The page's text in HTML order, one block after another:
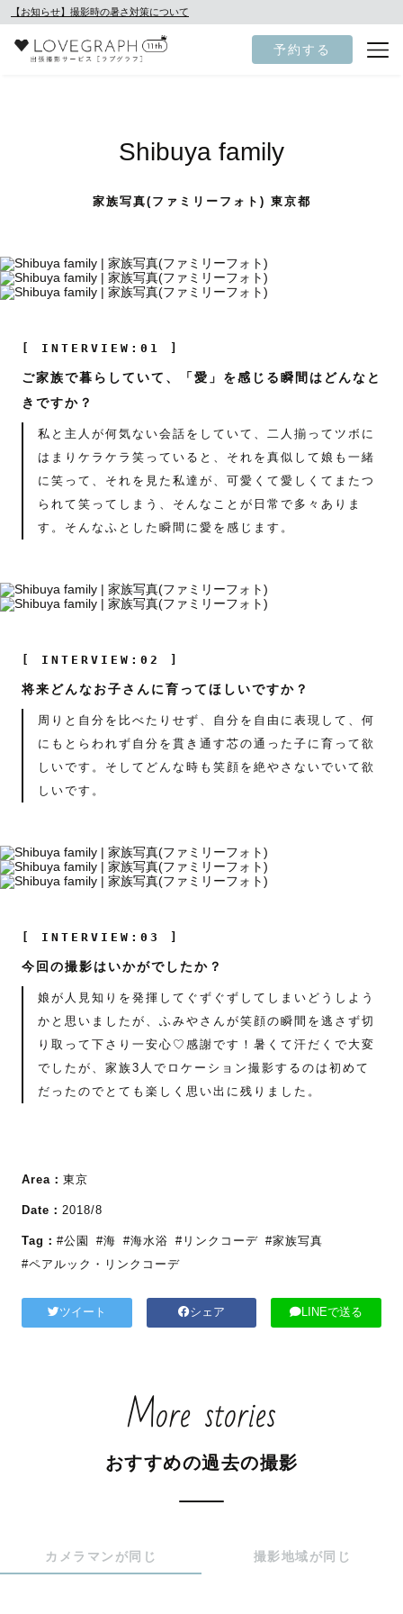
【お知らせ】撮影時の暑さ対策について
予約する
Shibuya family
家族写真(ファミリーフォト) 東京都
[ INTERVIEW:01 ]
ご家族で暮らしていて、「愛」を感じる瞬間はどんなと
きですか？
私と主人が何気ない会話をしていて、二人揃ってツボに
はまりケラケラ笑っていると、それを真似して娘も一緒
に笑って、それを見た私達が、可愛くて愛しくてまたつ
られて笑ってしまう、そんなことが日常で多々ありま
す。そんなふとした瞬間に愛を感じます。
[ INTERVIEW:02 ]
将来どんなお子さんに育ってほしいですか？
周りと自分を比べたりせず、自分を自由に表現して、何
にもとらわれず自分を貫き通す芯の通った子に育って欲
しいです。そしてどんな時も笑顔を絶やさないでいて欲
しいです。
[ INTERVIEW:03 ]
今回の撮影はいかがでしたか？
娘が人見知りを発揮してぐずぐずしてしまいどうしよう
かと思いましたが、ふみやさんが笑顔の瞬間を逃さず切
り取って下さり一安心♡感謝です！暑くて汗だくで大変
でしたが、家族3人でロケーション撮影するのは初めて
だったのでとても楽しく思い出に残りました。
Area： 東京
Date： 2018/8
Tag： #公園 #海 #海水浴 #リンクコーデ #家族写真
#ペアルック・リンクコーデ
ツイート シェア LINEで送る
More stories
おすすめの過去の撮影
カメラマンが同じ 撮影地域が同じ